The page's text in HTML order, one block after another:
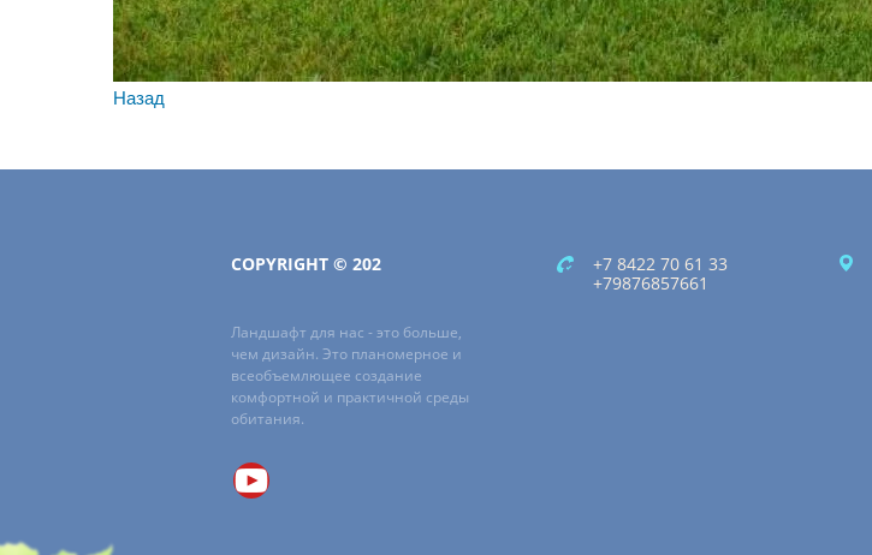
Назад
COPYRIGHT © 202
Ландшафт для нас - это больше,
чем дизайн. Это планомерное и
всеобъемлющее создание
комфортной и практичной среды
обитания.
+7 8422 70 61 33
+79876857661